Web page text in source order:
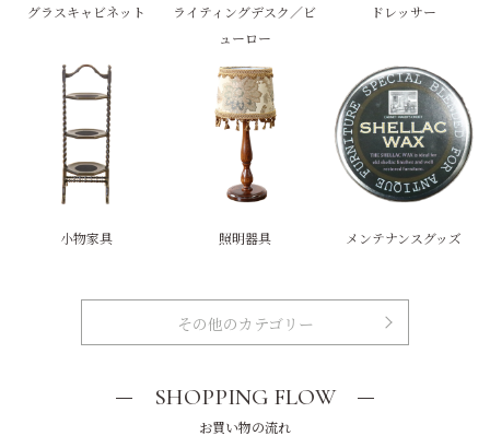
グラスキャビネット
ライティングデスク／ビ
ューロー
ドレッサー
小物家具 照明器具 メンテナンスグッズ
その他のカテゴリー
SHOPPING FLOW
お買い物の流れ